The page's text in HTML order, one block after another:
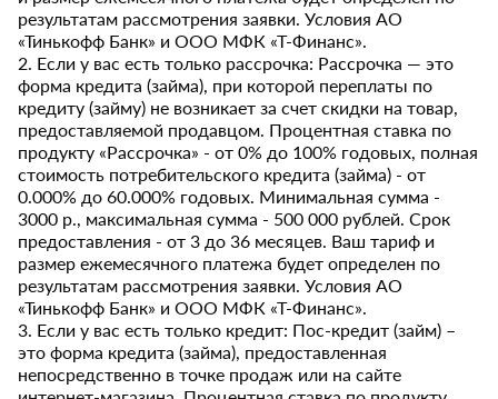
результатам рассмотрения заявки. Условия АО
«Тинькофф Банк» и ООО МФК «Т-Финанс».
2. Если у вас есть только рассрочка: Рассрочка — это
форма кредита (займа), при которой переплаты по
кредиту (займу) не возникает за счет скидки на товар,
предоставляемой продавцом. Процентная ставка по
продукту «Рассрочка» - от 0% до 100% годовых, полная
стоимость потребительского кредита (займа) - от
0.000% до 60.000% годовых. Минимальная сумма -
3000 р., максимальная сумма - 500 000 рублей. Срок
предоставления - от 3 до 36 месяцев. Ваш тариф и
размер ежемесячного платежа будет определен по
результатам рассмотрения заявки. Условия АО
«Тинькофф Банк» и ООО МФК «Т-Финанс».
3. Если у вас есть только кредит: Пос-кредит (займ) –
это форма кредита (займа), предоставленная
непосредственно в точке продаж или на сайте